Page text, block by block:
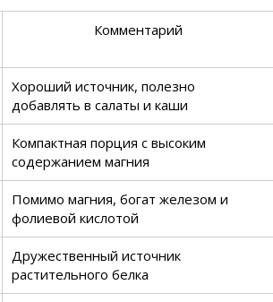
Комментарий
Хороший источник, полезно
добавлять в салаты и каши
Компактная порция с высоким
содержанием магния
Помимо магния, богат железом и
фолиевой кислотой
Дружественный источник
растительного белка